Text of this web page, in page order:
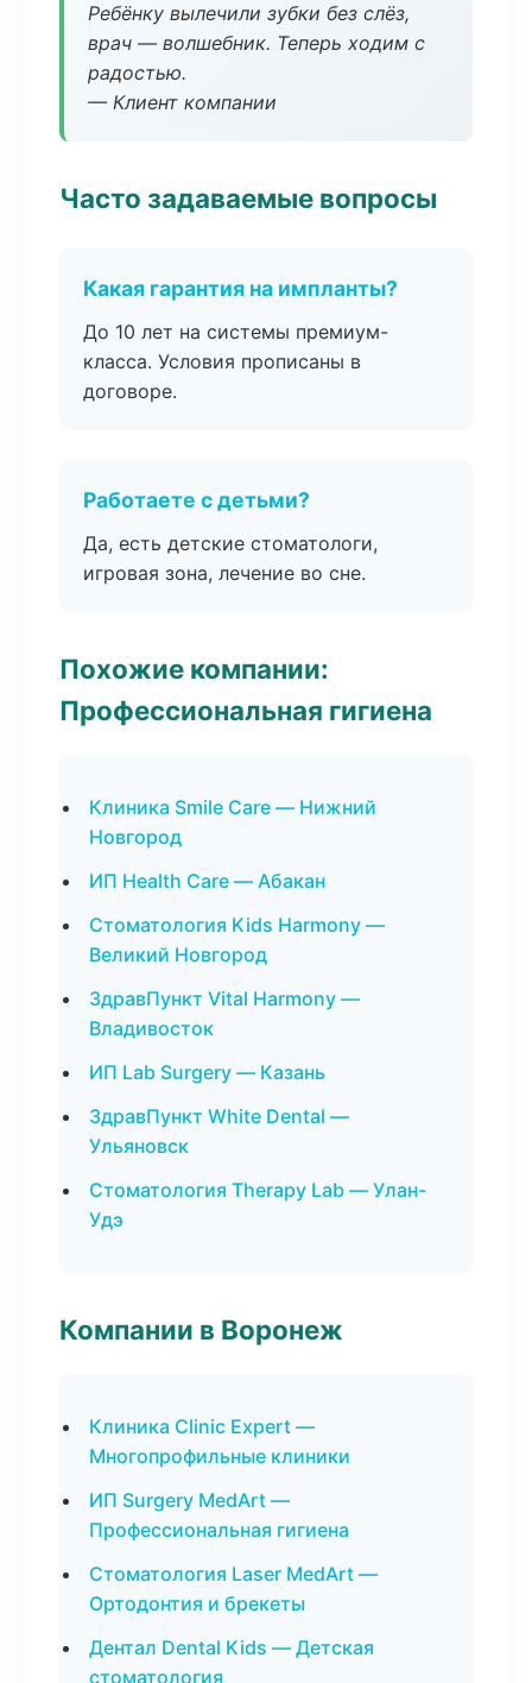
Ребёнку вылечили зубки без слёз,
врач — волшебник. Теперь ходим с
радостью.
— Клиент компании
Часто задаваемые вопросы
Какая гарантия на импланты?
До 10 лет на системы премиум-
класса. Условия прописаны в
договоре.
Работаете с детьми?
Да, есть детские стоматологи,
игровая зона, лечение во сне.
Похожие компании:
Профессиональная гигиена
Клиника Smile Care — Нижний
Новгород
ИП Health Care — Абакан
Стоматология Kids Harmony —
Великий Новгород
ЗдравПункт Vital Harmony —
Владивосток
ИП Lab Surgery — Казань
ЗдравПункт White Dental —
Ульяновск
Стоматология Therapy Lab — Улан-
Удэ
Компании в Воронеж
Клиника Clinic Expert —
Многопрофильные клиники
ИП Surgery MedArt —
Профессиональная гигиена
Стоматология Laser MedArt —
Ортодонтия и брекеты
Дентал Dental Kids — Детская
стоматология